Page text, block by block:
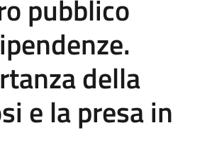
pubblico
della
e la presa in